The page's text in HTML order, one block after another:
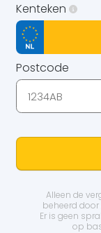
Kenteken
Postcode
Alleen de
beheerd door
Er is geen
op